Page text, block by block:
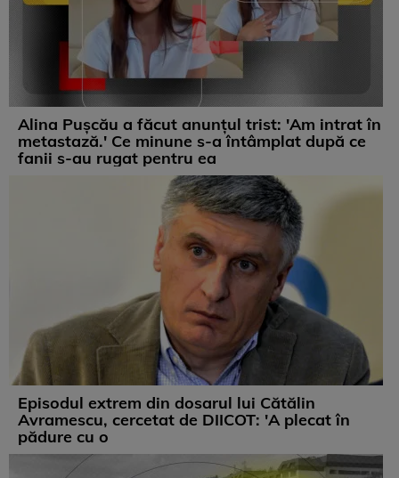
Alina Pușcău a făcut anunțul trist: 'Am intrat în
metastază.' Ce minune s-a întâmplat după ce
fanii s-au rugat pentru ea
Episodul extrem din dosarul lui Cătălin
Avramescu, cercetat de DIICOT: 'A plecat în
pădure cu o